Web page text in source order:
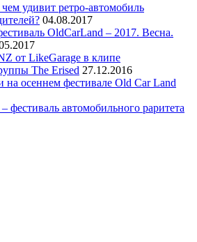
удивит ретро-автомобиль
04.08.2017
OldCarLand – 2017. Весна.
от LikeGarage в клипе
The Erised 27.12.2016
осеннем фестивале Old Car Land
фестиваль автомобильного раритета